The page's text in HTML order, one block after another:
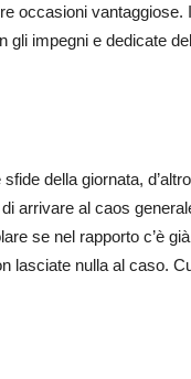
occasioni vantaggiose.
gli impegni e dedicate
della giornata,
arrivare al caos
se nel rapporto c’è
lasciate nulla al caso.